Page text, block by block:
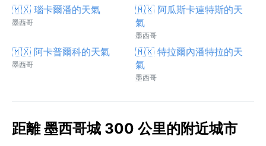
🇲🇽 瑙卡爾潘的天氣
墨西哥
🇲🇽 阿瓜斯卡連特斯的天
氣
墨西哥
🇲🇽 阿卡普爾科的天氣
墨西哥
🇲🇽 特拉爾內潘特拉的天
氣
墨西哥
距離 墨西哥城 300 公里的附近城市